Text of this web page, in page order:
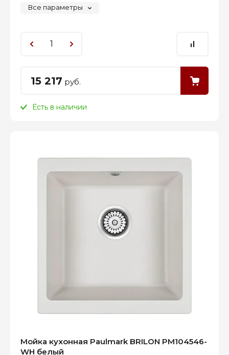
Все параметры
15 217 руб.
Есть в наличии
Мойка кухонная Paulmark BRILON PM104546-
WH белый